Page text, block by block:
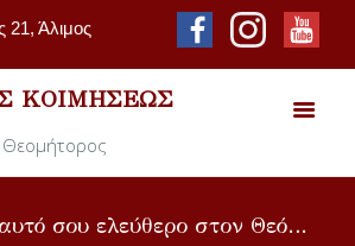
21, Άλιμος
ΚΟΙΜΉΣΕΩΣ
σου ελεύθερο στον Θεό…